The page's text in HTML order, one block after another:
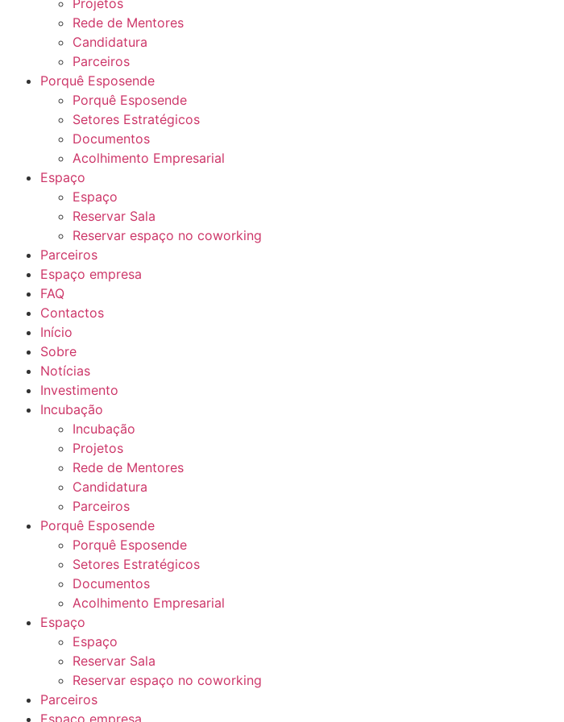
Rede de Mentores
Candidatura
Parceiros
Porquê Esposende
Porquê Esposende
Setores Estratégicos
Documentos
Acolhimento Empresarial
Espaço
Espaço
Reservar Sala
Reservar espaço no coworking
Parceiros
Espaço empresa
FAQ
Contactos
Início
Sobre
Notícias
Investimento
Incubação
Incubação
Projetos
Rede de Mentores
Candidatura
Parceiros
Porquê Esposende
Porquê Esposende
Setores Estratégicos
Documentos
Acolhimento Empresarial
Espaço
Espaço
Reservar Sala
Reservar espaço no coworking
Parceiros
Espaço empresa